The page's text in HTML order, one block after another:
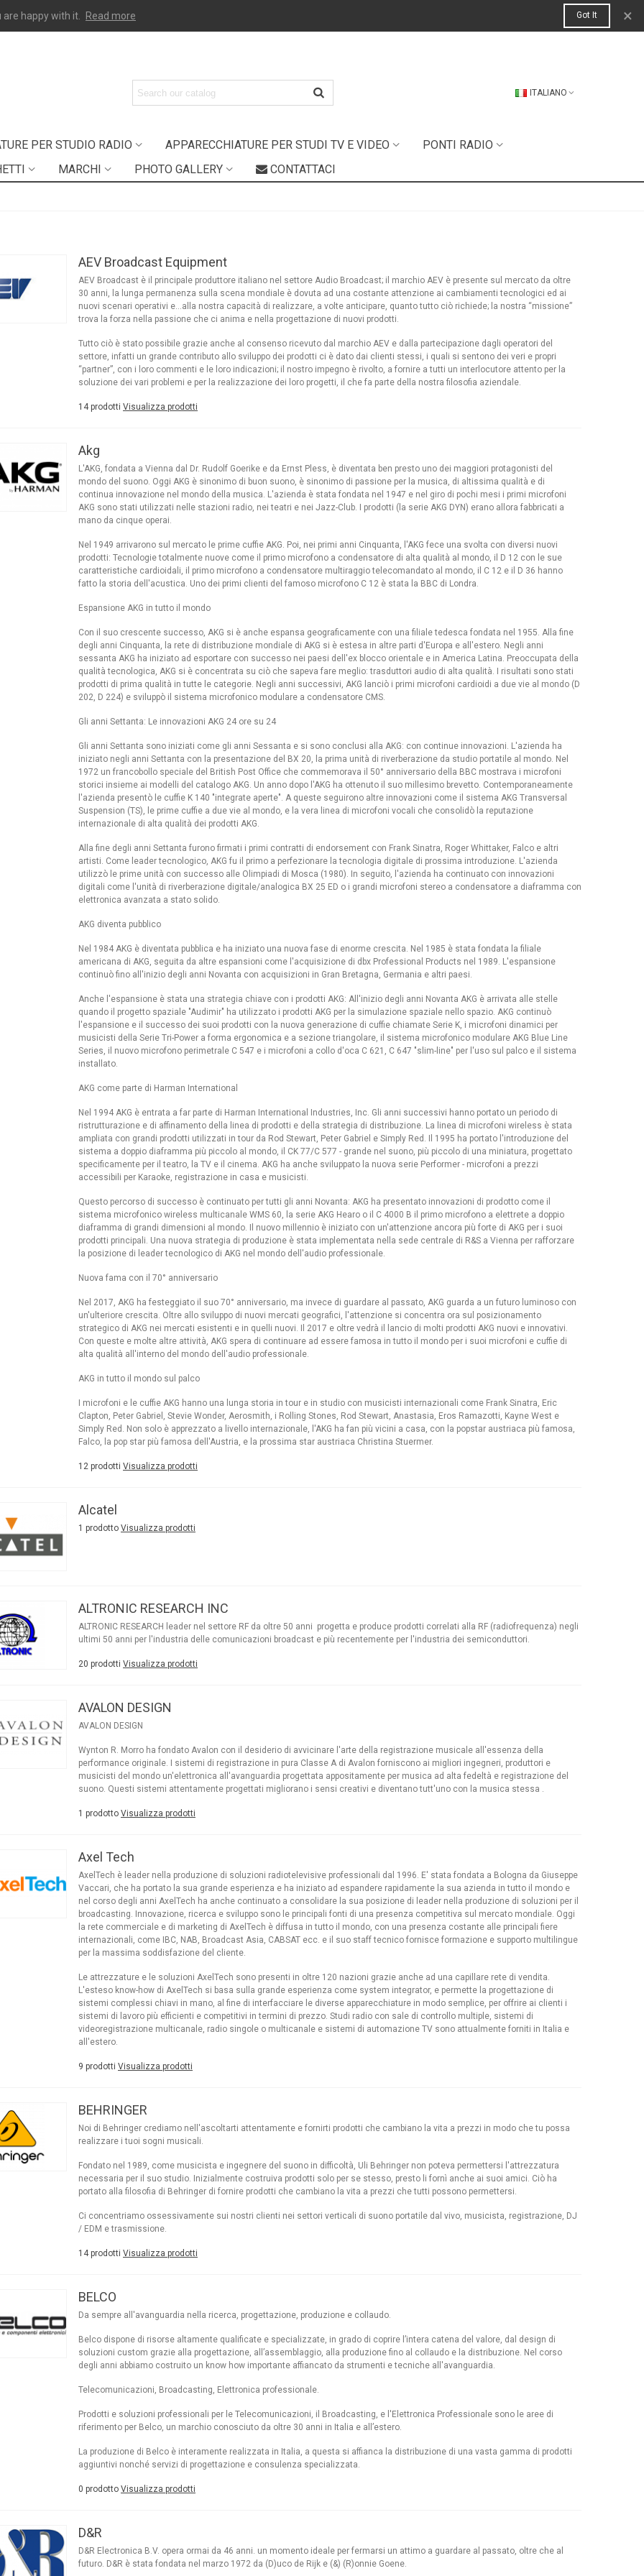
happy with it. Read more Got It ×
ITALIANO
PER STUDIO RADIO APPARECCHIATURE PER STUDI TV E VIDEO
PONTI RADIO
MARCHI PHOTO GALLERY CONTATTACI
Trasmettitore FM 2kW 2
Antenna Bay E...
Trasmettitore FM 1
Antenna Bay E...
Pacchetto 1,2kW
Trasmettitore FM 4
Pacchetto 1,2kW
Trasmettitore FM 2
AEV Broadcast Equipment
AEV Broadcast è il principale produttore italiano nel settore Audio Broadcast; il marchio AEV è presente sul mercato da oltre
30 anni, la lunga permanenza sulla scena mondiale è dovuta ad una costante attenzione ai cambiamenti tecnologici ed ai
nuovi scenari operativi e…alla nostra capacità di realizzare, a volte anticipare, quanto tutto ciò richiede; la nostra “missione”
trova la forza nella passione che ci anima e nella progettazione di nuovi prodotti.
Tutto ciò è stato possibile grazie anche al consenso ricevuto dal marchio AEV e dalla partecipazione dagli operatori del
settore, infatti un grande contributo allo sviluppo dei prodotti ci è dato dai clienti stessi, i quali si sentono dei veri e propri
“partner”, con i loro commenti e le loro indicazioni; il nostro impegno è rivolto, a fornire a tutti un interlocutore attento per la
soluzione dei vari problemi e per la realizzazione dei loro progetti, il che fa parte della nostra filosofia aziendale.
14 prodotti Visualizza prodotti
Akg
L'AKG, fondata a Vienna dal Dr. Rudolf Goerike e da Ernst Pless, è diventata ben presto uno dei maggiori protagonisti del
mondo del suono. Oggi AKG è sinonimo di buon suono, è sinonimo di passione per la musica, di altissima qualità e di
continua innovazione nel mondo della musica. L'azienda è stata fondata nel 1947 e nel giro di pochi mesi i primi microfoni
AKG sono stati utilizzati nelle stazioni radio, nei teatri e nei Jazz-Club. I prodotti (la serie AKG DYN) erano allora fabbricati a
mano da cinque operai.
Nel 1949 arrivarono sul mercato le prime cuffie AKG. Poi, nei primi anni Cinquanta, l'AKG fece una svolta con diversi nuovi
prodotti: Tecnologie totalmente nuove come il primo microfono a condensatore di alta qualità al mondo, il D 12 con le sue
caratteristiche cardioidali, il primo microfono a condensatore multiraggio telecomandato al mondo, il C 12 e il D 36 hanno
fatto la storia dell'acustica. Uno dei primi clienti del famoso microfono C 12 è stata la BBC di Londra.
Espansione AKG in tutto il mondo
Con il suo crescente successo, AKG si è anche espansa geograficamente con una filiale tedesca fondata nel 1955. Alla fine
degli anni Cinquanta, la rete di distribuzione mondiale di AKG si è estesa in altre parti d'Europa e all'estero. Negli anni
sessanta AKG ha iniziato ad esportare con successo nei paesi dell'ex blocco orientale e in America Latina. Preoccupata della
qualità tecnologica, AKG si è concentrata su ciò che sapeva fare meglio: trasduttori audio di alta qualità. I risultati sono stati
prodotti di prima qualità in tutte le categorie. Negli anni successivi, AKG lanciò i primi microfoni cardioidi a due vie al mondo (D
202, D 224) e sviluppò il sistema microfonico modulare a condensatore CMS.
Gli anni Settanta: Le innovazioni AKG 24 ore su 24
Gli anni Settanta sono iniziati come gli anni Sessanta e si sono conclusi alla AKG: con continue innovazioni. L'azienda ha
iniziato negli anni Settanta con la presentazione del BX 20, la prima unità di riverberazione da studio portatile al mondo. Nel
1972 un francobollo speciale del British Post Office che commemorava il 50° anniversario della BBC mostrava i microfoni
storici insieme ai modelli del catalogo AKG. Un anno dopo l'AKG ha ottenuto il suo millesimo brevetto. Contemporaneamente
l'azienda presentò le cuffie K 140 "integrate aperte". A queste seguirono altre innovazioni come il sistema AKG Transversal
Suspension (TS), le prime cuffie a due vie al mondo, e la vera linea di microfoni vocali che consolidò la reputazione
internazionale di alta qualità dei prodotti AKG.
Alla fine degli anni Settanta furono firmati i primi contratti di endorsement con Frank Sinatra, Roger Whittaker, Falco e altri
artisti. Come leader tecnologico, AKG fu il primo a perfezionare la tecnologia digitale di prossima introduzione. L'azienda
utilizzò le prime unità con successo alle Olimpiadi di Mosca (1980). In seguito, l'azienda ha continuato con innovazioni
digitali come l'unità di riverberazione digitale/analogica BX 25 ED o i grandi microfoni stereo a condensatore a diaframma con
elettronica avanzata a stato solido.
AKG diventa pubblico
Nel 1984 AKG è diventata pubblica e ha iniziato una nuova fase di enorme crescita. Nel 1985 è stata fondata la filiale
americana di AKG, seguita da altre espansioni come l'acquisizione di dbx Professional Products nel 1989. L'espansione
continuò fino all'inizio degli anni Novanta con acquisizioni in Gran Bretagna, Germania e altri paesi.
Anche l'espansione è stata una strategia chiave con i prodotti AKG: All'inizio degli anni Novanta AKG è arrivata alle stelle
quando il progetto spaziale "Audimir" ha utilizzato i prodotti AKG per la simulazione spaziale nello spazio. AKG continuò
l'espansione e il successo dei suoi prodotti con la nuova generazione di cuffie chiamate Serie K, i microfoni dinamici per
musicisti della Serie Tri-Power a forma ergonomica e a sezione triangolare, il sistema microfonico modulare AKG Blue Line
Series, il nuovo microfono perimetrale C 547 e i microfoni a collo d'oca C 621, C 647 "slim-line" per l'uso sul palco e il sistema
installato.
AKG come parte di Harman International
Nel 1994 AKG è entrata a far parte di Harman International Industries, Inc. Gli anni successivi hanno portato un periodo di
ristrutturazione e di affinamento della linea di prodotti e della strategia di distribuzione. La linea di microfoni wireless è stata
ampliata con grandi prodotti utilizzati in tour da Rod Stewart, Peter Gabriel e Simply Red. Il 1995 ha portato l'introduzione del
sistema a doppio diaframma più piccolo al mondo, il CK 77/C 577 - grande nel suono, più piccolo di una miniatura, progettato
specificamente per il teatro, la TV e il cinema. AKG ha anche sviluppato la nuova serie Performer - microfoni a prezzi
accessibili per Karaoke, registrazione in casa e musicisti.
Questo percorso di successo è continuato per tutti gli anni Novanta: AKG ha presentato innovazioni di prodotto come il
sistema microfonico wireless multicanale WMS 60, la serie AKG Hearo o il C 4000 B il primo microfono a elettrete a doppio
diaframma di grandi dimensioni al mondo. Il nuovo millennio è iniziato con un'attenzione ancora più forte di AKG per i suoi
prodotti principali. Una nuova strategia di produzione è stata implementata nella sede centrale di R&S a Vienna per rafforzare
la posizione di leader tecnologico di AKG nel mondo dell'audio professionale.
Nuova fama con il 70° anniversario
Nel 2017, AKG ha festeggiato il suo 70° anniversario, ma invece di guardare al passato, AKG guarda a un futuro luminoso con
un'ulteriore crescita. Oltre allo sviluppo di nuovi mercati geografici, l'attenzione si concentra ora sul posizionamento
strategico di AKG nei mercati esistenti e in quelli nuovi. Il 2017 e oltre vedrà il lancio di molti prodotti AKG nuovi e innovativi.
Con queste e molte altre attività, AKG spera di continuare ad essere famosa in tutto il mondo per i suoi microfoni e cuffie di
alta qualità all'interno del mondo dell'audio professionale.
AKG in tutto il mondo sul palco
I microfoni e le cuffie AKG hanno una lunga storia in tour e in studio con musicisti internazionali come Frank Sinatra, Eric
Clapton, Peter Gabriel, Stevie Wonder, Aerosmith, i Rolling Stones, Rod Stewart, Anastasia, Eros Ramazotti, Kayne West e
Simply Red. Non solo è apprezzato a livello internazionale, l'AKG ha fan più vicini a casa, con la popstar austriaca più famosa,
Falco, la pop star più famosa dell'Austria, e la prossima star austriaca Christina Stuermer.
12 prodotti Visualizza prodotti
Alcatel
1 prodotto Visualizza prodotti
ALTRONIC RESEARCH INC
ALTRONIC RESEARCH leader nel settore RF da oltre 50 anni progetta e produce prodotti correlati alla RF (radiofrequenza) negli
ultimi 50 anni per l'industria delle comunicazioni broadcast e più recentemente per l'industria dei semiconduttori.
20 prodotti Visualizza prodotti
AVALON DESIGN
AVALON DESIGN
Wynton R. Morro ha fondato Avalon con il desiderio di avvicinare l'arte della registrazione musicale all'essenza della
performance originale. I sistemi di registrazione in pura Classe A di Avalon forniscono ai migliori ingegneri, produttori e
musicisti del mondo un'elettronica all'avanguardia progettata appositamente per musica ad alta fedeltà e registrazione del
suono. Questi sistemi attentamente progettati migliorano i sensi creativi e diventano tutt'uno con la musica stessa .
1 prodotto Visualizza prodotti
Axel Tech
AxelTech è leader nella produzione di soluzioni radiotelevisive professionali dal 1996. E' stata fondata a Bologna da Giuseppe
Vaccari, che ha portato la sua grande esperienza e ha iniziato ad espandere rapidamente la sua azienda in tutto il mondo e
nel corso degli anni AxelTech ha anche continuato a consolidare la sua posizione di leader nella produzione di soluzioni per il
broadcasting. Innovazione, ricerca e sviluppo sono le principali fonti di una presenza competitiva sul mercato mondiale. Oggi
la rete commerciale e di marketing di AxelTech è diffusa in tutto il mondo, con una presenza costante alle principali fiere
internazionali, come IBC, NAB, Broadcast Asia, CABSAT ecc. e il suo staff tecnico fornisce formazione e supporto multilingue
per la massima soddisfazione del cliente.
Le attrezzature e le soluzioni AxelTech sono presenti in oltre 120 nazioni grazie anche ad una capillare rete di vendita.
L'esteso know-how di AxelTech si basa sulla grande esperienza come system integrator, e permette la progettazione di
sistemi complessi chiavi in mano, al fine di interfacciare le diverse apparecchiature in modo semplice, per offrire ai clienti i
sistemi di lavoro più efficienti e competitivi in termini di prezzo. Studi radio con sale di controllo multiple, sistemi di
videoregistrazione multicanale, radio singole o multicanale e sistemi di automazione TV sono attualmente forniti in Italia e
all'estero.
9 prodotti Visualizza prodotti
BEHRINGER
Noi di Behringer crediamo nell'ascoltarti attentamente e fornirti prodotti che cambiano la vita a prezzi in modo che tu possa
realizzare i tuoi sogni musicali.
Fondato nel 1989, come musicista e ingegnere del suono in difficoltà, Uli Behringer non poteva permettersi l'attrezzatura
necessaria per il suo studio. Inizialmente costruiva prodotti solo per se stesso, presto li fornì anche ai suoi amici. Ciò ha
portato alla filosofia di Behringer di fornire prodotti che cambiano la vita a prezzi che tutti possono permettersi.
Ci concentriamo ossessivamente sui nostri clienti nei settori verticali di suono portatile dal vivo, musicista, registrazione, DJ
/ EDM e trasmissione.
14 prodotti Visualizza prodotti
BELCO
Da sempre all'avanguardia nella ricerca, progettazione, produzione e collaudo.
Belco dispone di risorse altamente qualificate e specializzate, in grado di coprire l’intera catena del valore, dal design di
soluzioni custom grazie alla progettazione, all’assemblaggio, alla produzione fino al collaudo e la distribuzione. Nel corso
degli anni abbiamo costruito un know how importante affiancato da strumenti e tecniche all'avanguardia.
Telecomunicazioni, Broadcasting, Elettronica professionale.
Prodotti e soluzioni professionali per le Telecomunicazioni, il Broadcasting, e l'Elettronica Professionale sono le aree di
riferimento per Belco, un marchio conosciuto da oltre 30 anni in Italia e all’estero.
La produzione di Belco è interamente realizzata in Italia, a questa si affianca la distribuzione di una vasta gamma di prodotti
aggiuntivi nonché servizi di progettazione e consulenza specializzata.
0 prodotto Visualizza prodotti
D&R
D&R Electronica B.V. opera ormai da 46 anni. un momento ideale per fermarsi un attimo a guardare al passato, oltre che al
futuro. D&R è stata fondata nel marzo 1972 da (D)uco de Rijk e (&) (R)onnie Goene.